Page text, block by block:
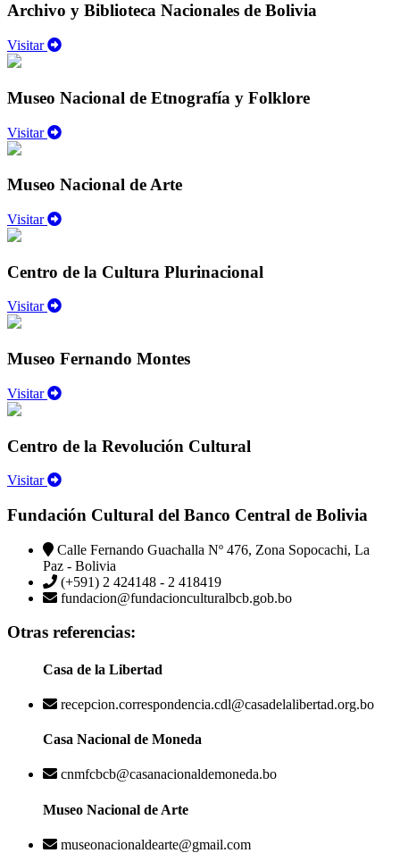
Archivo y Biblioteca Nacionales de Bolivia
Visitar
Museo Nacional de Etnografía y Folklore
Visitar
Museo Nacional de Arte
Visitar
Centro de la Cultura Plurinacional
Visitar
Museo Fernando Montes
Visitar
Centro de la Revolución Cultural
Visitar
Fundación Cultural del Banco Central de Bolivia
Calle Fernando Guachalla Nº 476, Zona Sopocachi, La
Paz - Bolivia
(+591) 2 424148 - 2 418419
fundacion@fundacionculturalbcb.gob.bo
Otras referencias:
Casa de la Libertad
recepcion.correspondencia.cdl@casadelalibertad.org.bo
Casa Nacional de Moneda
cnmfcbcb@casanacionaldemoneda.bo
Museo Nacional de Arte
museonacionaldearte@gmail.com